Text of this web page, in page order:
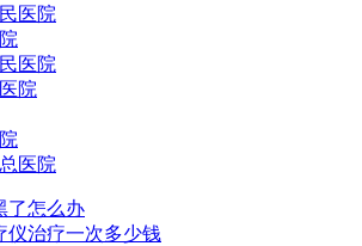
医院
医院
院
医院
了怎么办
仪治疗一次多少钱